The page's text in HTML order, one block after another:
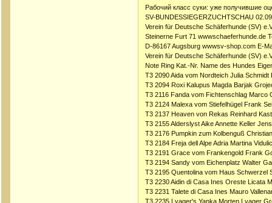
Рабочий класс суки: уже получившие
SV-BUNDESSIEGERZUCHTSCHAU
Verein für Deutsche Schäferhunde (SV)
Steinerne Furt 71 wwwschaeferhunde.de
D-86167 Augsburg wwwsv-shop.com E-
Verein für Deutsche Schäferhunde (SV)
Note Ring Kat.-Nr. Name des Hundes
T3 2090 Aida vom Nordteich Julia Schmidt
T3 2094 Roxi Kalupus Magda Barjak
T3 2116 Fanda vom Fichtenschlag Marco
T3 2124 Malexa vom Stiefelhügel Frank
T3 2137 Heaven von Rekas Reinhard
T3 2155 Alderslyst Aike Annette Keller
T3 2176 Pumpkin zum Kolbenguß
T3 2184 Freja dell Alpe Adria Martina
T3 2191 Grace vom Frankengold Frank
T3 2194 Sandy vom Eichenplatz Walter
T3 2195 Quentolina vom Haus Schwerzel
T3 2230 Aidin di Casa Ines Oreste Licata
T3 2231 Talete di Casa Ines Mauro
T3 2235 Lyager's Yanka Morten Lyager